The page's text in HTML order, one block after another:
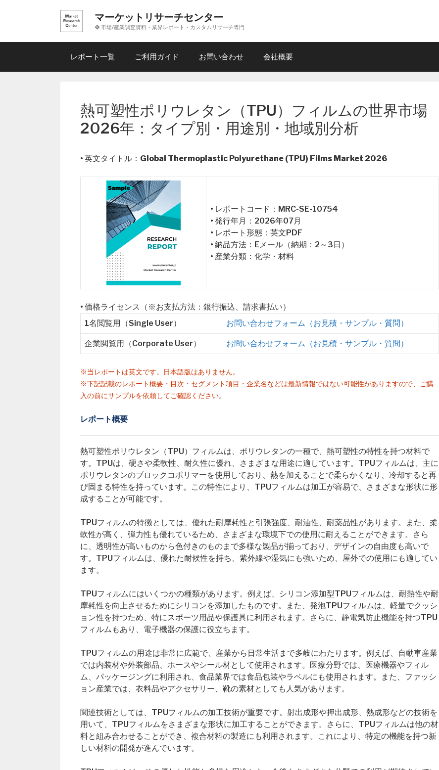
ン
マーケットリサーチセンター
❖ 市場/産業調査資料・業界レポート・カスタムリサーチ専門
レポート一覧 ご利用ガイド お問い合わせ 会社概要
熱可塑性ポリウレタン（TPU）フィルムの世界市場
2026年：タイプ別・用途別・地域別分析
• 英文タイトル： Global Thermoplastic Polyurethane (TPU) Films Market 2026
• レポートコード：MRC-SE-10754
• 発行年月：2026年07月
• レポート形態：英文PDF
• 納品方法：Eメール（納期：2～3日）
• 産業分類：化学・材料
• 価格ライセンス（※お支払方法：銀行振込、請求書払い）
1名閲覧用（Single User）
お問い合わせフォーム（お見積・サンプル・質問）
企業閲覧用（Corporate User） お問い合わせフォーム（お見積・サンプル・質問）
※当レポートは英文です。日本語版はありません。
※下記記載のレポート概要・目次・セグメント項目・企業名などは最新情報ではない可能性がありますので、ご購
入の前にサンプルを依頼してご確認ください。
レポート概要
熱可塑性ポリウレタン（TPU）フィルムは、ポリウレタンの一種で、熱可塑性の特性を持つ材料で
す。TPUは、硬さや柔軟性、耐久性に優れ、さまざまな用途に適しています。TPUフィルムは、主に
ポリウレタンのブロックコポリマーを使用しており、熱を加えることで柔らかくなり、冷却すると再
び固まる特性を持っています。この特性により、TPUフィルムは加工が容易で、さまざまな形状に形
成することが可能です。
TPUフィルムの特徴としては、優れた耐摩耗性と引張強度、耐油性、耐薬品性があります。また、柔
軟性が高く、弾力性も優れているため、さまざまな環境下での使用に耐えることができます。さら
に、透明性が高いものから色付きのものまで多様な製品が揃っており、デザインの自由度も高いで
す。TPUフィルムは、優れた耐候性を持ち、紫外線や湿気にも強いため、屋外での使用にも適してい
ます。
TPUフィルムにはいくつかの種類があります。例えば、シリコン添加型TPUフィルムは、耐熱性や耐
摩耗性を向上させるためにシリコンを添加したものです。また、発泡TPUフィルムは、軽量でクッシ
ョン性を持つため、特にスポーツ用品や保護具に利用されます。さらに、静電気防止機能を持つTPU
フィルムもあり、電子機器の保護に役立ちます。
TPUフィルムの用途は非常に広範で、産業から日常生活まで多岐にわたります。例えば、自動車産業
では内装材や外装部品、ホースやシール材として使用されます。医療分野では、医療機器やフィル
ム、パッケージングに利用され、食品業界では食品包装やラベルにも使用されます。また、ファッシ
ョン産業では、衣料品やアクセサリー、靴の素材としても人気があります。
関連技術としては、TPUフィルムの加工技術が重要です。射出成形や押出成形、熱成形などの技術を
用いて、TPUフィルムをさまざまな形状に加工することができます。さらに、TPUフィルムは他の材
料と組み合わせることができ、複合材料の製造にも利用されます。これにより、特定の機能を持つ新
しい材料の開発が進んでいます。